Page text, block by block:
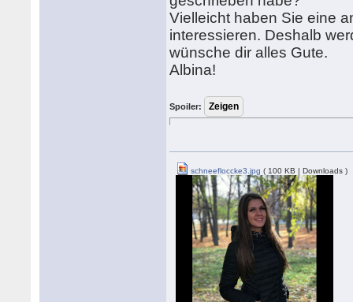
Vielleicht haben Sie eine
interessieren. Deshalb
wünsche dir alles Gute.
Albina!
Spoiler:
schneefloccke3.jpg ( 100 KB | Downloads )